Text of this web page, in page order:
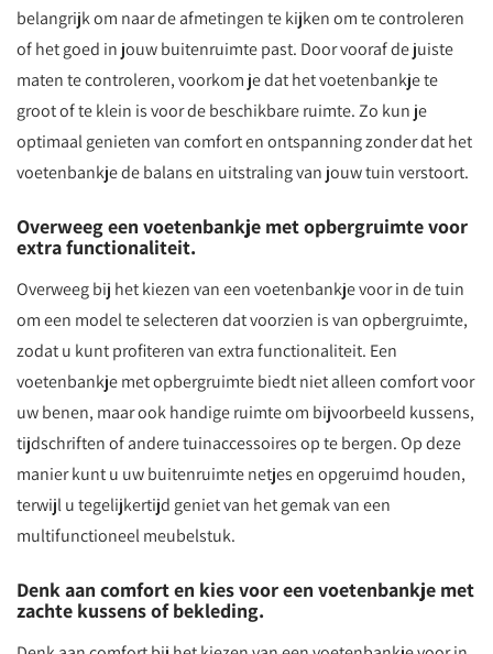
belangrijk om naar de afmetingen te kijken om te controleren
of het goed in jouw buitenruimte past. Door vooraf de juiste
maten te controleren, voorkom je dat het voetenbankje te
groot of te klein is voor de beschikbare ruimte. Zo kun je
optimaal genieten van comfort en ontspanning zonder dat het
voetenbankje de balans en uitstraling van jouw tuin verstoort.
Overweeg een voetenbankje met opbergruimte voor
extra functionaliteit.
Overweeg bij het kiezen van een voetenbankje voor in de tuin
om een model te selecteren dat voorzien is van opbergruimte,
zodat u kunt profiteren van extra functionaliteit. Een
voetenbankje met opbergruimte biedt niet alleen comfort voor
uw benen, maar ook handige ruimte om bijvoorbeeld kussens,
tijdschriften of andere tuinaccessoires op te bergen. Op deze
manier kunt u uw buitenruimte netjes en opgeruimd houden,
terwijl u tegelijkertijd geniet van het gemak van een
multifunctioneel meubelstuk.
Denk aan comfort en kies voor een voetenbankje met
zachte kussens of bekleding.